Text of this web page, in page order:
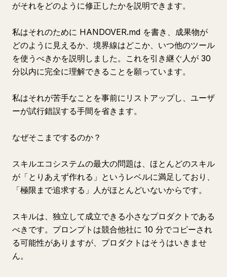
がそれをどのように修正したかを説明できます。
私はそれのために HANDOVER.md を書き、成果物が
どのように見えるか、境界線はどこか、いつ他のツール
を使うべきかを説明しました。これを引き継ぐ人が 30
分以内に完全に理解できることを願っています。
私はそれが苦手なことを事前にリストアップし、ユーザ
ーが試行錯誤する手間を省きます。
なぜそこまでするのか？
スキルエコシステムの最大の問題は、ほとんどのスキル
が「とりあえず作れる」というレベルに満足しており、
「極限まで追求する」人がほとんどいないからです。
スキルは、独立して成立できる小さなプロダクトである
べきです。プロンプトは競合他社に 10 分でコピーされ
る可能性がありますが、プロダクトはそうはいきませ
ん。